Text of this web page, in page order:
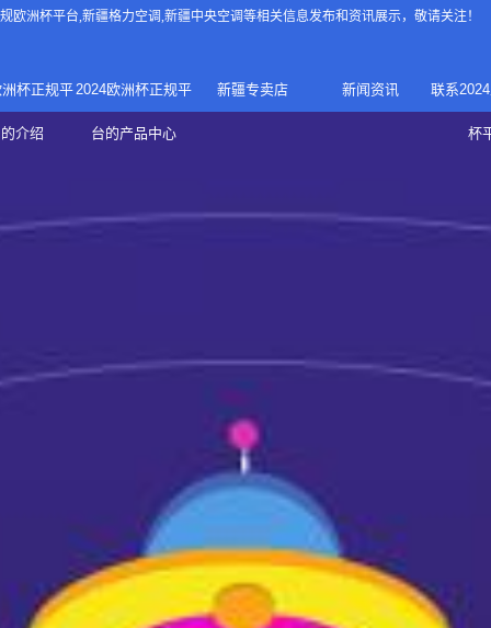
欧洲杯平台,新疆格力空调,新疆中央空调等相关信息发布和资讯展示，敬请关注！
杯正规平
介绍
正规欧洲
2024欧洲杯正规平
台的产品中心
家庭中央空调
家用空调
新疆专卖店 新闻资讯 联系
杯